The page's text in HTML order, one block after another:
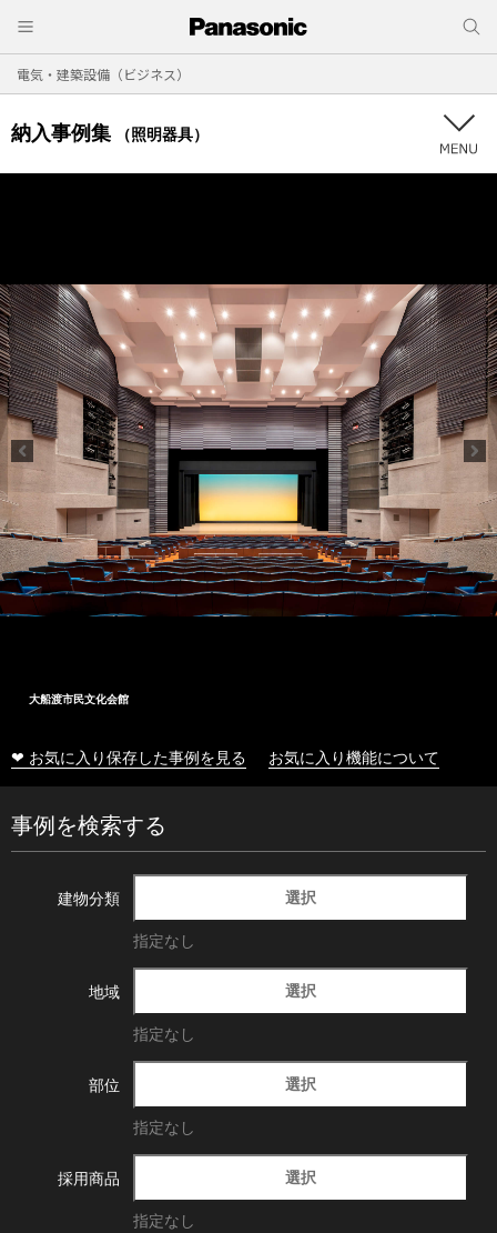
電気・建築設備（ビジネス）
納入事例集 （照明器具）
大船渡市民文化会館
❤ お気に入り保存した事例を見る お気に入り機能について
事例を検索する
建物分類 選択
指定なし
地域 選択
指定なし
部位 選択
指定なし
採用商品 選択
指定なし